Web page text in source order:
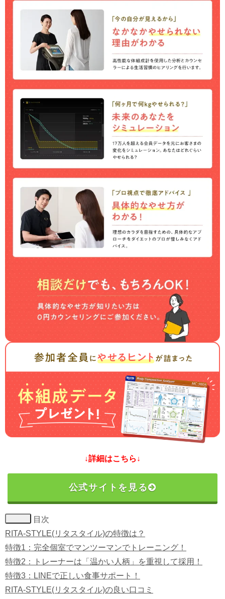
↓詳細はこちら↓
公式サイトを見る
目次
RITA-STYLE(リタスタイル)の特徴は？
特徴1：完全個室でマンツーマンでトレーニング！
特徴2：トレーナーは「温かい人柄」を重視して採用！
特徴3：LINEで正しい食事サポート！
RITA-STYLE(リタスタイル)の良い口コミ